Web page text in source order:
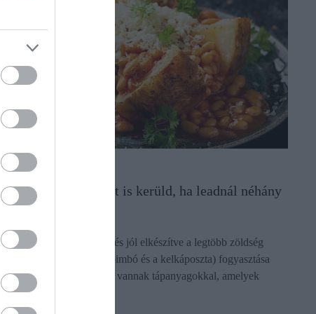
NÖVÉNYTERMESZTÉS
Ezeket a zöldségeket is kerüld, ha leadnál néhány
kilót
Megfelelő mennyiségben és jól elkészítve a legtöbb zöldség
(például a brokkoli, a kelbimbó és a kelkáposzta) fogyasztása
segíthet a fogyásban. Tele vannak tápanyagokkal, amelyek
hozzájárulhatnak a…